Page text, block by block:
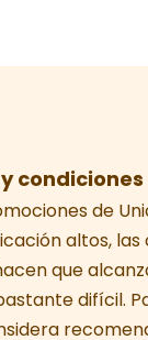
condiciones
de
altos, las
que
difícil.